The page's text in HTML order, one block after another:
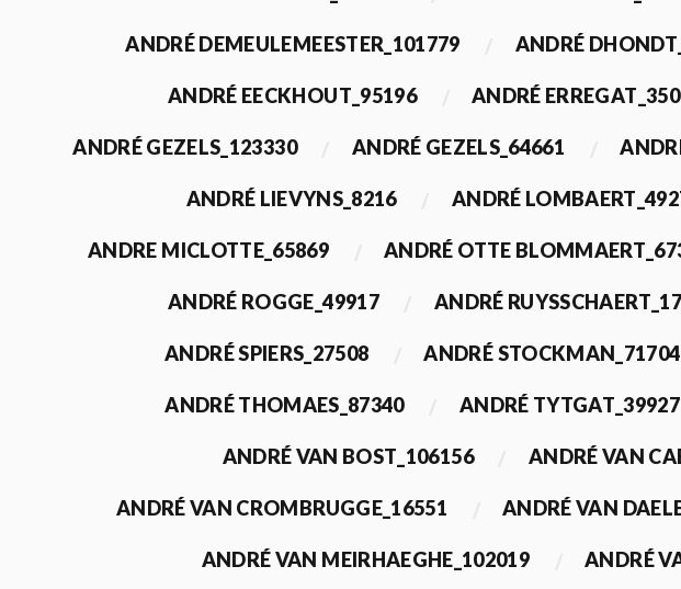
ANDRÉ DEMEULEMEESTER_101779 ANDRÉ
ANDRÉ EECKHOUT_95196 ANDRÉ
ANDRÉ GEZELS_123330 ANDRÉ GEZELS_64661
ANDRÉ LIEVYNS_8216 ANDRÉ
ANDRE MICLOTTE_65869 ANDRÉ OTTE
ANDRÉ ROGGE_49917 ANDRÉ
ANDRÉ SPIERS_27508 ANDRÉ STOCKMAN_71704
ANDRÉ THOMAES_87340 ANDRÉ TYTGAT_39927
ANDRÉ VAN BOST_106156 ANDRÉ VAN
ANDRÉ VAN CROMBRUGGE_16551 ANDRÉ VAN
ANDRÉ VAN MEIRHAEGHE_102019 ANDRÉ